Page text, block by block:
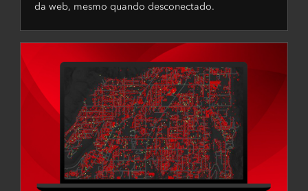
da web, mesmo quando desconectado.